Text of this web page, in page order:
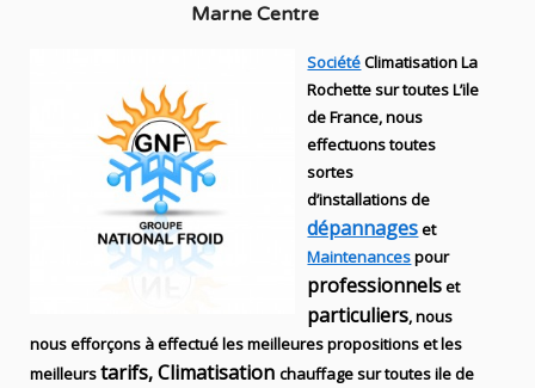
Marne Centre
SociétéClimatisation La
Rochette sur toutes L’ile
de France, nous
effectuons toutes
sortes
d’installationsde
dépannageset
Maintenancespour
professionnelset
particuliers, nous
nous efforçons à effectué les meilleures propositions et les
meilleurstarifs, Climatisationchauffage sur toutes ile de